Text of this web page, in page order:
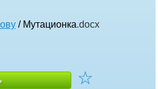
/ Мутационка.docx
☆